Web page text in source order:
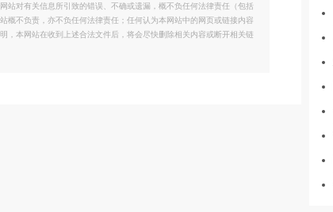
站对有关信息所引致的错误、不确或遗漏，概不负任何法律责任（包括
概不负责，亦不负任何法律责任；任何认为本网站中的网页或链接内容
，本网站在收到上述合法文件后，将会尽快删除相关内容或断开相关链